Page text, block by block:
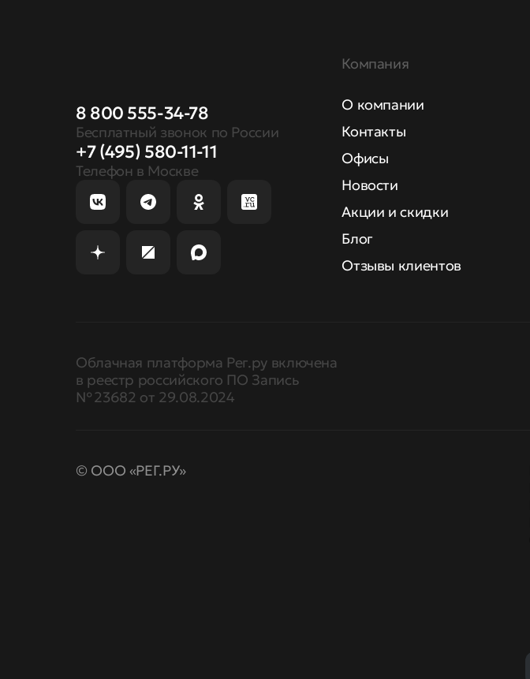
8 800 555-34-78
Бесплатный звонок по России
+7 (495) 580-11-11
Телефон в Москве
Компания
О компании
Контакты
Офисы
Новости
Акции и скидки
Блог
Отзывы клиентов
Облачная платформа Рег.ру включена
в реестр российского ПО Запись
№ 23682 от 29.08.2024
© ООО «РЕГ.РУ»